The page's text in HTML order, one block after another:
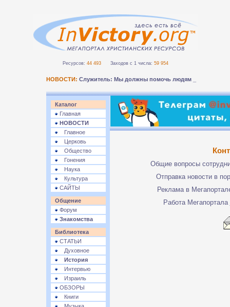
Ресурсов: 44 493 Заходов с 1 числа: 59 954
НОВОСТИ: Служитель: Мы должны помочь людям безоп-
Каталог
Главная
НОВОСТИ
Главное
Церковь
Общество
Гонения
Наука
Культура
САЙТЫ
Общение
Форум
Знакомства
Библиотека
СТАТЬИ
Духовное
История
Интервью
Израиль
ОБЗОРЫ
Книги
Общие вопросы
Отправка новости в
Реклама в
Работа Мегапортала